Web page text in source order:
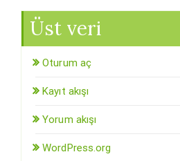
Üst veri
Oturum aç
Kayıt akışı
Yorum akışı
WordPress.org